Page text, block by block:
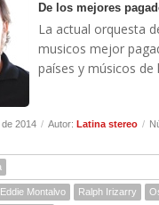
De los mejores
La actual orquesta
musicos mejor
países y músicos de
2014 / Autor: Latina stereo /
Eddie Montalvo Ralph Irizarry